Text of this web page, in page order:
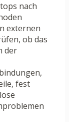
nach
externen
ob das
der
fest